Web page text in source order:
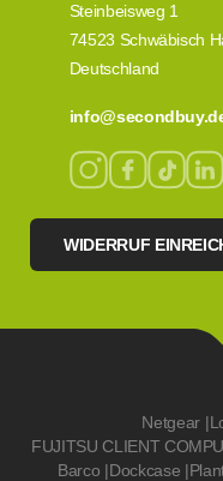
Steinbeisweg 1
74523 Schwäbisch
Deutschland
WIDERRUF
Netgear |
FUJITSU CLIENT
Barco |Dockcase |